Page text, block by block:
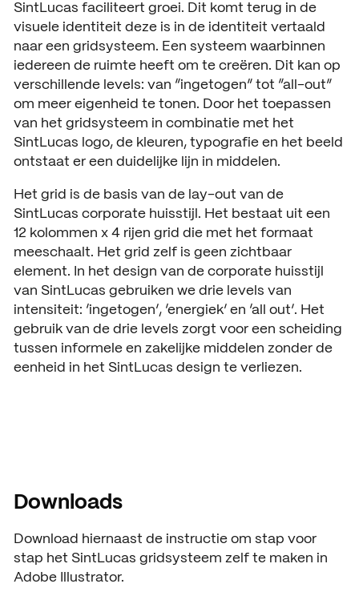
SintLucas faciliteert groei. Dit komt terug in de
visuele identiteit deze is in de identiteit vertaald
naar een gridsysteem. Een systeem waarbinnen
iedereen de ruimte heeft om te creëren. Dit kan op
verschillende levels: van “ingetogen” tot “all-out”
om meer eigenheid te tonen. Door het toepassen
van het gridsysteem in combinatie met het
SintLucas logo, de kleuren, typografie en het beeld
ontstaat er een duidelijke lijn in middelen.
Het grid is de basis van de lay-out van de
SintLucas corporate huisstijl. Het bestaat uit een
12 kolommen x 4 rijen grid die met het formaat
meeschaalt. Het grid zelf is geen zichtbaar
element. In het design van de corporate huisstijl
van SintLucas gebruiken we drie levels van
intensiteit: ‘ingetogen’, ‘energiek’ en ‘all out’. Het
gebruik van de drie levels zorgt voor een scheiding
tussen informele en zakelijke middelen zonder de
eenheid in het SintLucas design te verliezen.
Downloads
Download hiernaast de instructie om stap voor
stap het SintLucas gridsysteem zelf te maken in
Adobe Illustrator.